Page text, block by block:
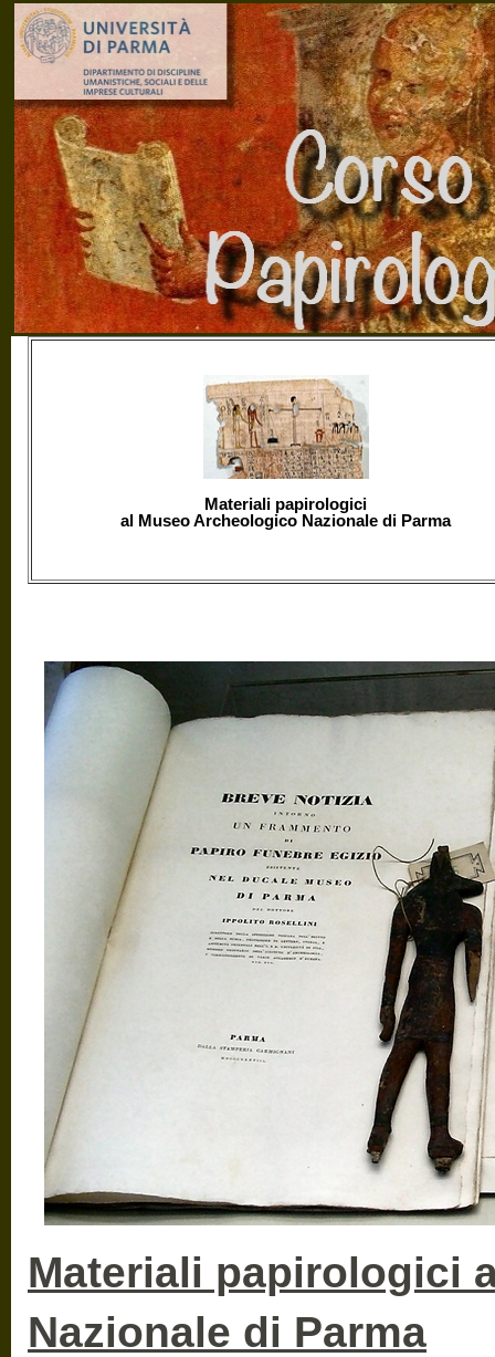
Materiali papirologici
al Museo Archeologico Nazionale di Parma
Materiali papirologici
Nazionale di Parma